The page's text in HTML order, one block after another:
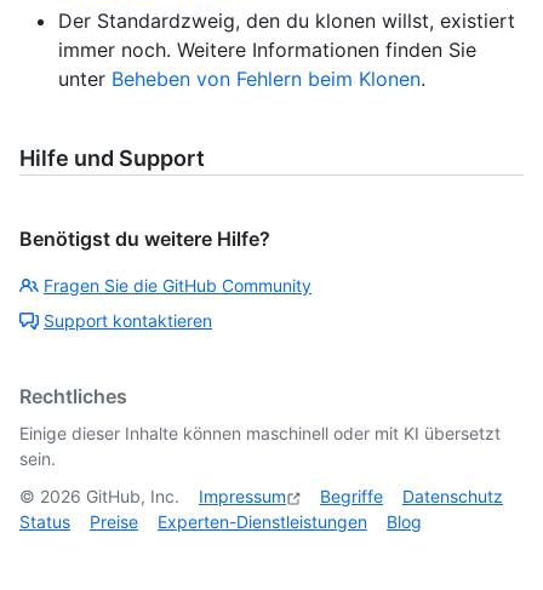
Der Standardzweig, den du klonen willst, existiert
immer noch. Weitere Informationen finden Sie
unter Beheben von Fehlern beim Klonen.
Hilfe und Support
Benötigst du weitere Hilfe?
Fragen Sie die GitHub Community
Support kontaktieren
Rechtliches
Einige dieser Inhalte können maschinell oder mit KI übersetzt
sein.
© 2026 GitHub, Inc. Impressum Begriffe
Datenschutz
Status
Preise Experten-Dienstleistungen Blog